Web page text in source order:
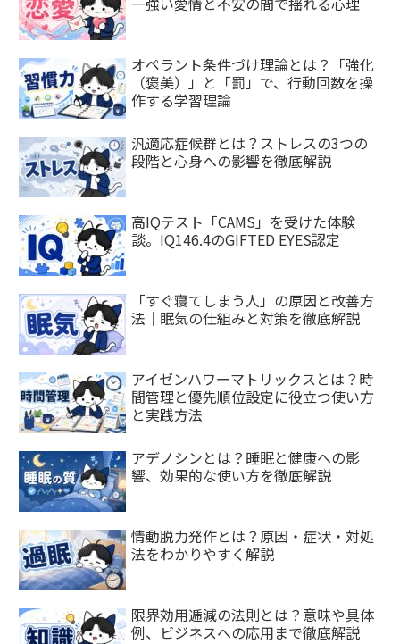
オペラント条件づけ理論とは？「強化
（褒美）」と「罰」で、行動回数を操
作する学習理論
汎適応症候群とは？ストレスの3つの
段階と心身への影響を徹底解説
高IQテスト「CAMS」を受けた体験
談。IQ146.4のGIFTED EYES認定
「すぐ寝てしまう人」の原因と改善方
法｜眠気の仕組みと対策を徹底解説
アイゼンハワーマトリックスとは？時
間管理と優先順位設定に役立つ使い方
と実践方法
アデノシンとは？睡眠と健康への影
響、効果的な使い方を徹底解説
情動脱力発作とは？原因・症状・対処
法をわかりやすく解説
限界効用逓減の法則とは？意味や具体
例、ビジネスへの応用まで徹底解説